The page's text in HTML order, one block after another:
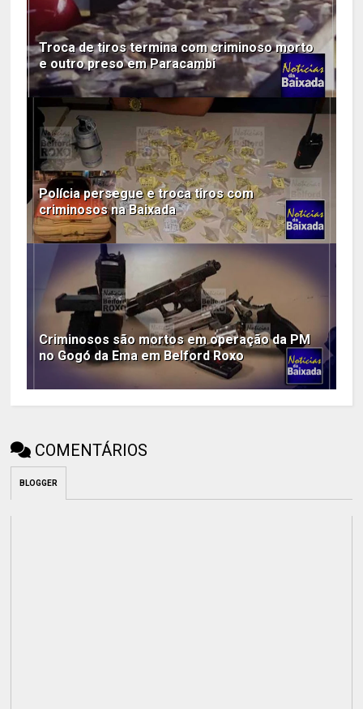
Troca de tiros termina com criminoso morto
e outro preso em Paracambi
Polícia persegue e troca tiros com
criminosos na Baixada
Criminosos são mortos em operação da PM
no Gogó da Ema em Belford Roxo
COMENTÁRIOS
BLOGGER